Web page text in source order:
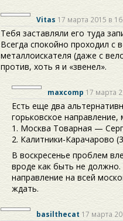
Vitas 17 марта 2015 в
Тебя заставляли его туда
Всегда спокойно проходил с
металлоискателя (даже с
против, хоть я и «звенел».
maxcomp 17 марта
Есть еще два
горьковское направление,
1. Москва Товарная —
2. Калитники-Карачарово
В воскресенье проблем
вроде как быть не
направление на всей
ждать.
basilthecat 17 марта